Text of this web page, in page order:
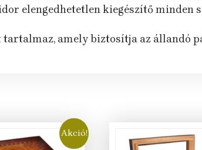
elengedhetetlen kiegészítő
amely biztosítja az állandó
Akció!